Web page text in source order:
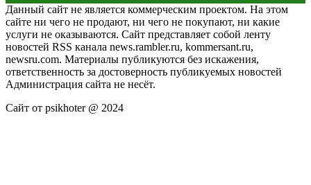
Данный сайт не является коммерческим проектом. На этом
сайте ни чего не продают, ни чего не покупают, ни какие
услуги не оказываются. Сайт представляет собой ленту
новостей RSS канала news.rambler.ru, kommersant.ru,
newsru.com. Материалы публикуются без искажения,
ответственность за достоверность публикуемых новостей
Администрация сайта не несёт.
Сайт от psikhoter @ 2024